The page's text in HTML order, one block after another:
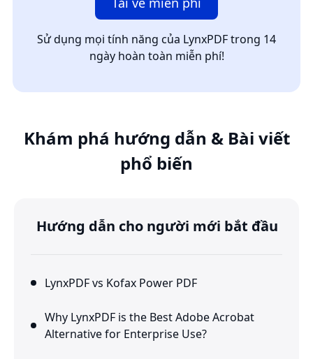
Sử dụng mọi tính năng của LynxPDF trong 14
ngày hoàn toàn miễn phí!
Khám phá hướng dẫn & Bài viết
phổ biến
Hướng dẫn cho người mới bắt đầu
LynxPDF vs Kofax Power PDF
Why LynxPDF is the Best Adobe Acrobat
Alternative for Enterprise Use?